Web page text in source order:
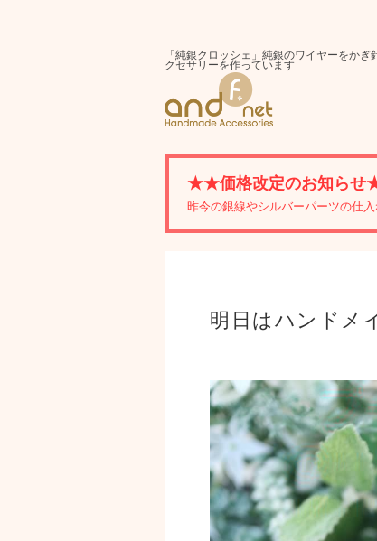
「純銀クロッシェ」純銀のワイヤーをかぎ
クセサリーを作っています
★★価格改定のお知ら
昨今の銀線やシルバーパーツの仕
明日はハンドメ